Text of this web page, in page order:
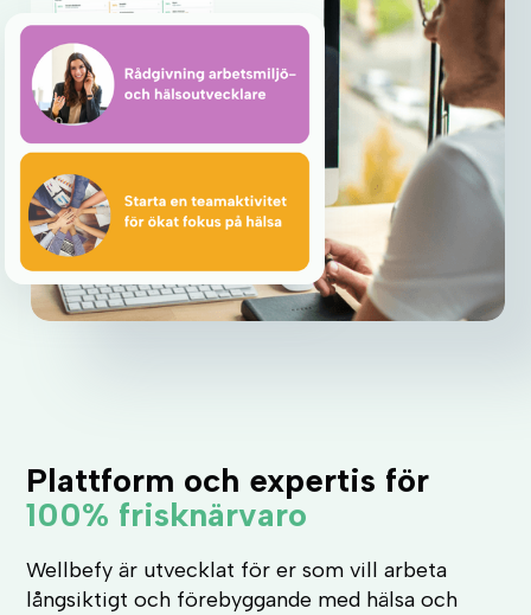
Plattform och expertis för
100% frisknärvaro
Wellbefy är utvecklat för er som vill arbeta
långsiktigt och förebyggande med hälsa och